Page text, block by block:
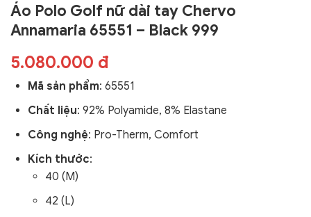
Áo Polo Golf nữ dài tay Chervo
Annamaria 65551 – Black 999
5.080.000 đ
Mã sản phẩm: 65551
Chất liệu: 92% Polyamide, 8% Elastane
Công nghệ: Pro-Therm, Comfort
Kích thước:
40 (M)
42 (L)